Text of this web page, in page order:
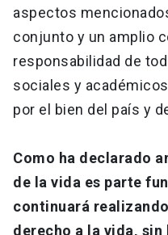
aspectos
conjunto y un amplio
responsabilidad de
sociales y
por el bien del país y
Como ha declarado
de la vida es parte
continuará
derecho a la vida,